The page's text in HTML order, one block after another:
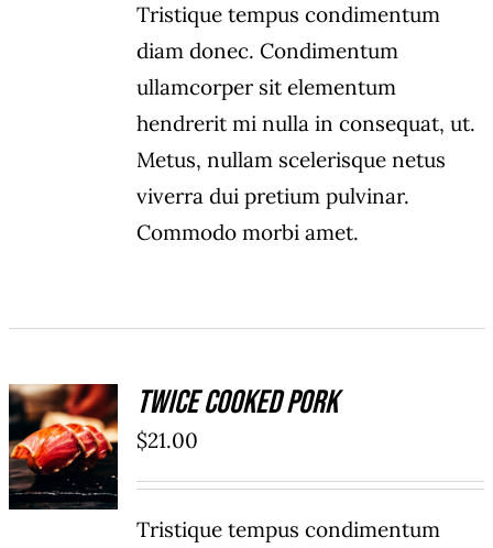
Tristique tempus condimentum
diam donec. Condimentum
ullamcorper sit elementum
hendrerit mi nulla in consequat, ut.
Metus, nullam scelerisque netus
viverra dui pretium pulvinar.
Commodo morbi amet.
ADD TO
CART
/
DÉTAILS
Twice Cooked Pork
$21.00
Tristique tempus condimentum